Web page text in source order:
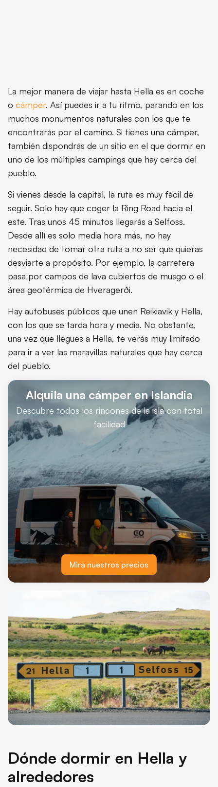
La mejor manera de viajar hasta Hella es en coche
o cámper. Así puedes ir a tu ritmo, parando en los
muchos monumentos naturales con los que te
encontrarás por el camino. Si tienes una cámper,
también dispondrás de un sitio en el que dormir en
uno de los múltiples campings que hay cerca del
pueblo.
Si vienes desde la capital, la ruta es muy fácil de
seguir. Solo hay que coger la Ring Road hacia el
este. Tras unos 45 minutos llegarás a Selfoss.
Desde allí es solo media hora más, no hay
necesidad de tomar otra ruta a no ser que quieras
desviarte a propósito. Por ejemplo, la carretera
pasa por campos de lava cubiertos de musgo o el
área geotérmica de Hveragerði.
Hay autobuses públicos que unen Reikiavik y Hella,
con los que se tarda hora y media. No obstante,
una vez que llegues a Hella, te verás muy limitado
para ir a ver las maravillas naturales que hay cerca
del pueblo.
Alquila una cámper en Islandia
Descubre todos los rincones de la isla con total
facilidad
Mira nuestros precios
Dónde dormir en Hella y
alrededores